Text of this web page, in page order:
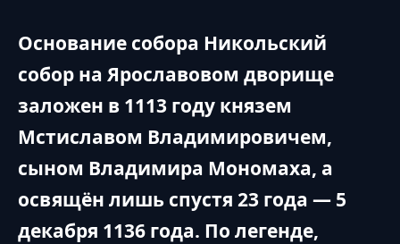
Основание собора Никольский
собор на Ярославовом дворище
заложен в 1113 году князем
Мстиславом Владимировичем,
сыном Владимира Мономаха, а
освящён лишь спустя 23 года — 5
декабря 1136 года. По легенде,